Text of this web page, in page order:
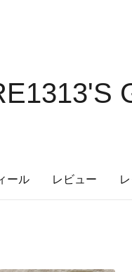
ール レビュー